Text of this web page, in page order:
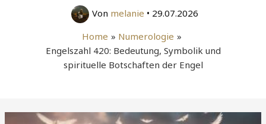
Von melanie • 29.07.2026
Home
Numerologie
Engelszahl 420: Bedeutung, Symbolik und
spirituelle Botschaften der Engel